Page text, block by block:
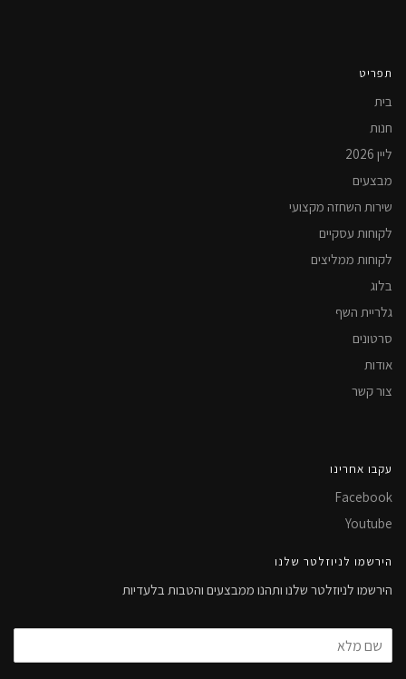
תפריט
בית
חנות
ליין 2026
מבצעים
שירות השחזה מקצועי
לקוחות עסקיים
לקוחות ממליצים
בלוג
גלריית השף
סרטונים
אודות
צור קשר
עקבו אחרינו
Facebook
Youtube
הירשמו לניוזלטר שלנו
הירשמו לניוזלטר שלנו ותהנו ממבצעים והטבות בלעדיות